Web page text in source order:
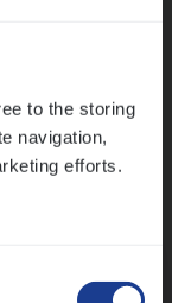
to the storing
navigation,
efforts.